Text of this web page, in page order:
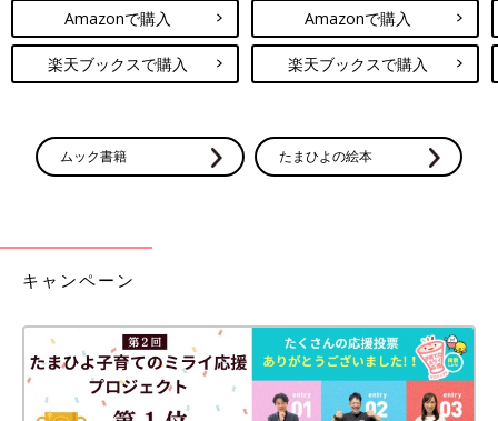
Amazonで購入
楽天ブックスで購入
Amazonで購入
楽天ブックスで購入
ムック書籍 たまひよの絵本
キャンペーン